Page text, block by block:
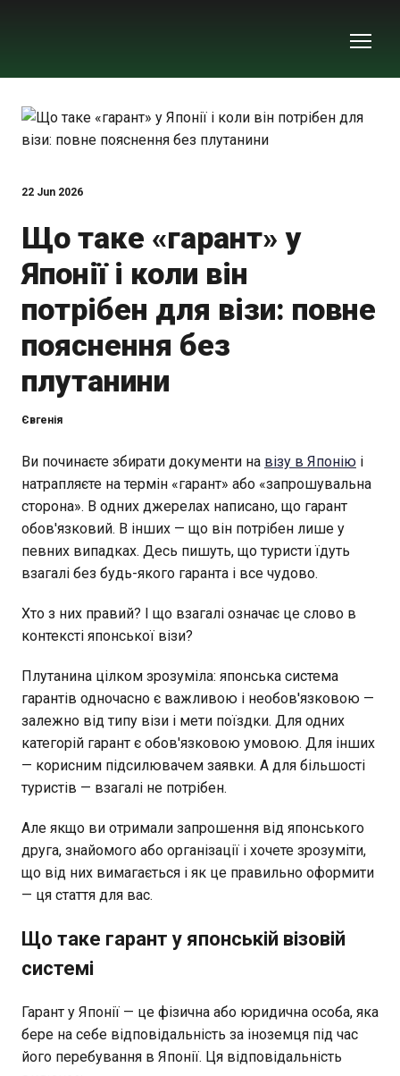
22 Jun 2026
Що таке «гарант» у
Японії і коли він
потрібен для візи: повне
пояснення без
плутанини
Євгенія
Ви починаєте збирати документи на візу в Японію і
натрапляєте на термін «гарант» або «запрошувальна
сторона». В одних джерелах написано, що гарант
обов'язковий. В інших — що він потрібен лише у
певних випадках. Десь пишуть, що туристи їдуть
взагалі без будь-якого гаранта і все чудово.
Хто з них правий? І що взагалі означає це слово в
контексті японської візи?
Плутанина цілком зрозуміла: японська система
гарантів одночасно є важливою і необов'язковою —
залежно від типу візи і мети поїздки. Для одних
категорій гарант є обов'язковою умовою. Для інших
— корисним підсилювачем заявки. А для більшості
туристів — взагалі не потрібен.
Але якщо ви отримали запрошення від японського
друга, знайомого або організації і хочете зрозуміти,
що від них вимагається і як це правильно оформити
— ця стаття для вас.
Що таке гарант у японській візовій
системі
Гарант у Японії — це фізична або юридична особа, яка
бере на себе відповідальність за іноземця під час
його перебування в Японії. Ця відповідальність